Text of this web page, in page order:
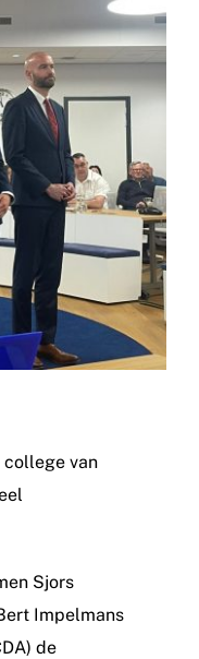
college van
Sjors
Impelmans
de